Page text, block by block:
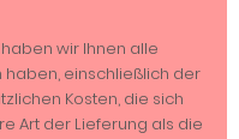
wir Ihnen alle
haben, einschließlich der
Kosten, die sich
Art der Lieferung als die